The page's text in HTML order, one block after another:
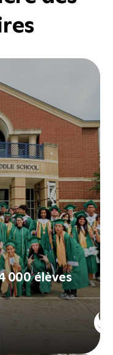
000 élèves